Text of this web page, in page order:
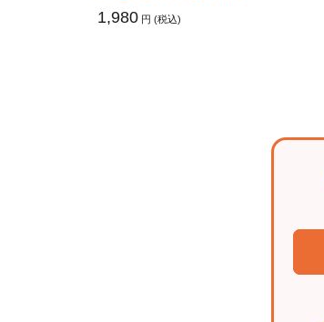
1,980 円 (税込)